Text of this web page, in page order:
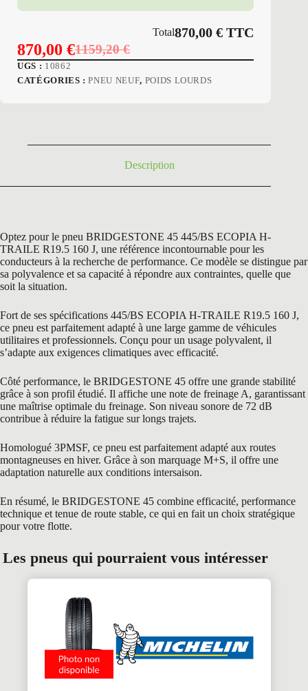
Total870,00€ TTC
1159,20€
Le
prix
870,00 €Le
prix
UGS : 10862
CATÉGORIES :PNEU NEUF, POIDS LOURDS
Description
Optez pour le pneu BRIDGESTONE 45 445/BS ECOPIA H-
TRAILE R19.5 160 J, une référence incontournable pour les
conducteurs à la recherche de performance. Ce modèle se distingue par
sa polyvalence et sa capacité à répondre aux contraintes, quelle que
soit la situation.
Fort de ses spécifications 445/BS ECOPIA H-TRAILE R19.5 160 J,
ce pneu est parfaitement adapté à une large gamme de véhicules
utilitaires et professionnels. Conçu pour un usage polyvalent, il
s’adapte aux exigences climatiques avec efficacité.
Côté performance, le BRIDGESTONE 45 offre une grande stabilité
grâce à son profil étudié. Il affiche une note de freinage A, garantissant
une maîtrise optimale du freinage. Son niveau sonore de 72 dB
contribue à réduire la fatigue sur longs trajets.
Homologué 3PMSF, ce pneu est parfaitement adapté aux routes
montagneuses en hiver. Grâce à son marquage M+S, il offre une
adaptation naturelle aux conditions intersaison.
En résumé, le BRIDGESTONE 45 combine efficacité, performance
technique et tenue de route stable, ce qui en fait un choix stratégique
pour votre flotte.
Les pneus qui pourraient vous intéresser